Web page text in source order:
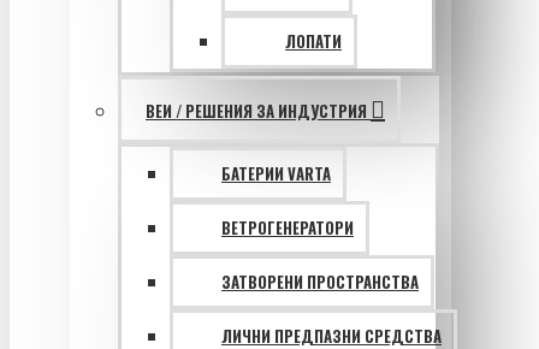
ЛОПАТИ
ВЕИ / РЕШЕНИЯ ЗА ИНДУСТРИЯ
БАТЕРИИ VARTA
ВЕТРОГЕНЕРАТОРИ
ЗАТВОРЕНИ ПРОСТРАНСТВА
ЛИЧНИ ПРЕДПАЗНИ СРЕДСТВА